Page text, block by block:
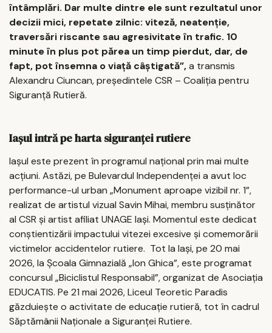
întâmplări. Dar multe dintre ele sunt rezultatul unor
decizii mici, repetate zilnic: viteză, neatenție,
traversări riscante sau agresivitate în trafic. 10
minute în plus pot părea un timp pierdut, dar, de
fapt, pot însemna o viață câștigată”,a transmis
Alexandru Ciuncan, președintele CSR – Coaliția pentru
Siguranță Rutieră.
Iașul intră pe harta siguranței rutiere
Iașul este prezent în programul național prin mai multe
acțiuni. Astăzi, pe Bulevardul Independenței a avut loc
performance-ul urban „Monument aproape vizibil nr. 1”,
realizat de artistul vizual Savin Mihai, membru susținător
al CSR și artist afiliat UNAGE Iași. Momentul este dedicat
conștientizării impactului vitezei excesive și comemorării
victimelor accidentelor rutiere. Tot la Iași, pe 20 mai
2026, la Școala Gimnazială „Ion Ghica”, este programat
concursul „Biciclistul Responsabil”, organizat de Asociația
EDUCATIS. Pe 21 mai 2026, Liceul Teoretic Paradis
găzduiește o activitate de educație rutieră, tot în cadrul
Săptămânii Naționale a Siguranței Rutiere.